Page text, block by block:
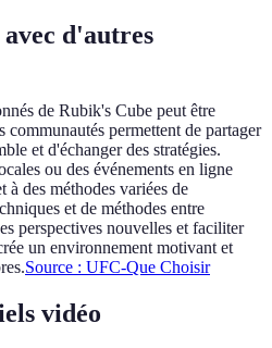
avec d'autres
de Rubik's Cube peut être
permettent de partager
et d'échanger des stratégies.
ou des événements en ligne
à des méthodes variées de
et de méthodes entre
perspectives nouvelles et faciliter
un environnement motivant et
Source : UFC-Que Choisir
vidéo